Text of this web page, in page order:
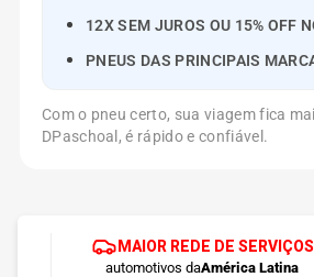
12X SEM JUROS OU 15% OFF
PNEUS DAS PRINCIPAIS
Com o pneu certo, sua viagem fica
DPaschoal, é rápido e confiável.
MAIOR REDE DE SERVIÇOS
automotivos daAmérica Latina